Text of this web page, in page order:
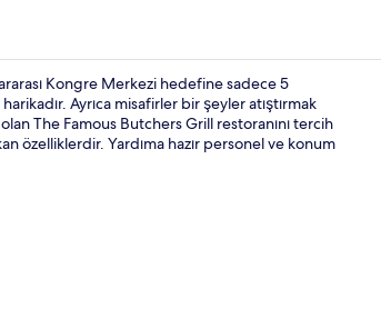
Süit, 1 En
Kongre Merkezi hedefine sadece 5
Ayrıca misafirler bir şeyler atıştırmak
The Famous Butchers Grill restoranını tercih
özelliklerdir. Yardıma hazır personel ve konum